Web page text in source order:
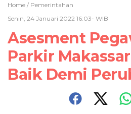
Home / Pemerintahan
Senin, 24 Januari 2022 16:03- WIB
Asesment
Parkir
Baik Demi